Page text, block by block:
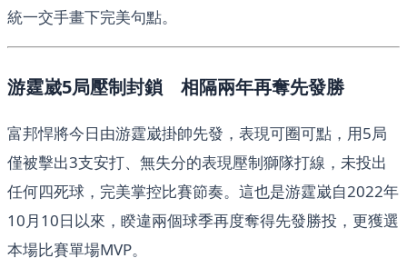
統一交手畫下完美句點。
游霆崴5局壓制封鎖 相隔兩年再奪先發勝
富邦悍將今日由游霆崴掛帥先發，表現可圈可點，用5局
僅被擊出3支安打、無失分的表現壓制獅隊打線，未投出
任何四死球，完美掌控比賽節奏。這也是游霆崴自2022年
10月10日以來，睽違兩個球季再度奪得先發勝投，更獲選
本場比賽單場MVP。